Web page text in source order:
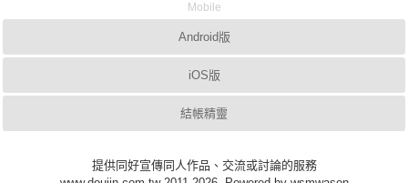
Mobile
Android版
iOS版
結帳精靈
提供同好宣傳同人作品、交流或討論的服務